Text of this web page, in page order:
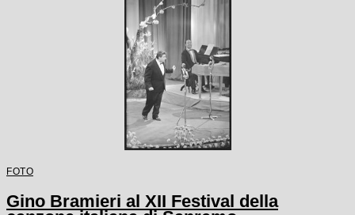
FOTO
Gino Bramieri al XII Festival della